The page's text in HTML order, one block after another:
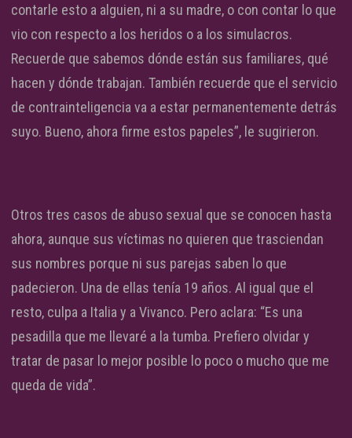
contarle esto a alguien, ni a su madre, o con contar lo que
vio con respecto a los heridos o a los simulacros.
Recuerde que sabemos dónde están sus familiares, qué
hacen y dónde trabajan. También recuerde que el servicio
de contrainteligencia va a estar permanentemente detrás
suyo. Bueno, ahora firme estos papeles”, le sugirieron.
Otros tres casos de abuso sexual que se conocen hasta
ahora, aunque sus víctimas no quieren que trasciendan
sus nombres porque ni sus parejas saben lo que
padecieron. Una de ellas tenía 19 años. Al igual que el
resto, culpa a Italia y a Vivanco. Pero aclara: “Es una
pesadilla que me llevaré a la tumba. Prefiero olvidar y
tratar de pasar lo mejor posible lo poco o mucho que me
queda de vida”.